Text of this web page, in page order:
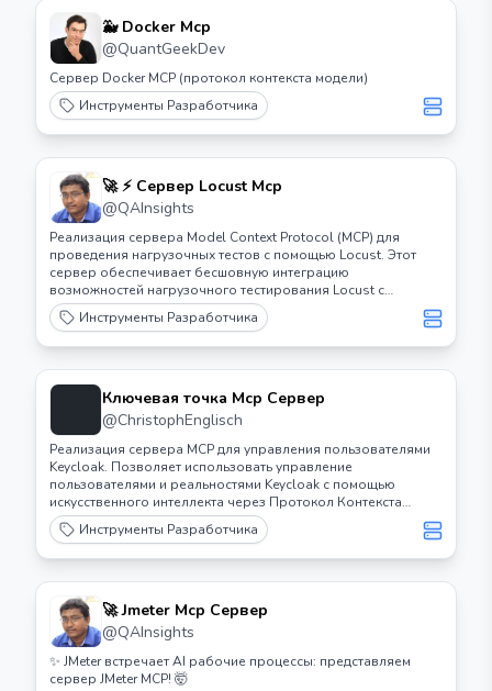
🐳 Docker Mcp
@QuantGeekDev
Сервер Docker MCP (протокол контекста модели)
Инструменты Разработчика
🚀 ⚡️ Сервер Locust Mcp
@QAInsights
Реализация сервера Model Context Protocol (MCP) для
проведения нагрузочных тестов с помощью Locust. Этот
сервер обеспечивает бесшовную интеграцию
возможностей нагрузочного тестирования Locust с
разработческими средами на базе ИИ.
Инструменты Разработчика
Ключевая точка Mcp Сервер
@ChristophEnglisch
Реализация сервера MCP для управления пользователями
Keycloak. Позволяет использовать управление
пользователями и реальностями Keycloak с помощью
искусственного интеллекта через Протокол Контекста
Модели (MCP). Бесшовно интегрируется с Claude Desktop и
другими клиентами MCP для автоматизированных операций
с пользователями.
Инструменты Разработчика
🚀 Jmeter Mcp Сервер
@QAInsights
✨ JMeter встречает AI рабочие процессы: представляем
сервер JMeter MCP! 🤯